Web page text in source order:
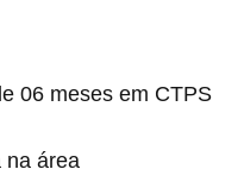
06 meses em CTPS
na área